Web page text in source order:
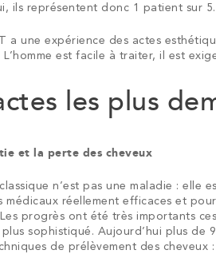
ils représentent donc 1 patient sur 5.
a une expérience des actes
L’homme est facile à traiter, il est
les plus
et la perte des cheveux
n’est pas une maladie : elle
médicaux réellement efficaces et
progrès ont été très importants
sophistiqué. Aujourd’hui plus de
de prélèvement des cheveux :